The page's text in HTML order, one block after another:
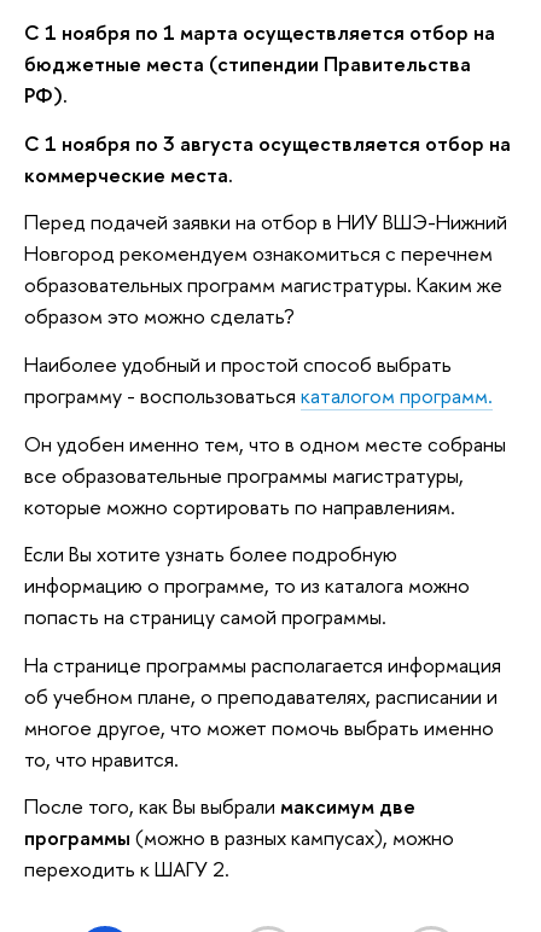
С 1 ноября по 1 марта осуществляется отбор на
бюджетные места (стипендии Правительства
РФ).
С 1 ноября по 3 августа осуществляется отбор на
коммерческие места.
Перед подачей заявки на отбор в НИУ ВШЭ-Нижний
Новгород рекомендуем ознакомиться с перечнем
образовательных программ магистратуры. Каким же
образом это можно сделать?
Наиболее удобный и простой способ выбрать
программу - воспользоваться каталогом программ.
Он удобен именно тем, что в одном месте собраны
все образовательные программы магистратуры,
которые можно сортировать по направлениям.
Если Вы хотите узнать более подробную
информацию о программе, то из каталога можно
попасть на страницу самой программы.
На странице программы располагается информация
об учебном плане, о преподавателях, расписании и
многое другое, что может помочь выбрать именно
то, что нравится.
После того, как Вы выбрали максимум две
программы (можно в разных кампусах), можно
переходить к ШАГУ 2.